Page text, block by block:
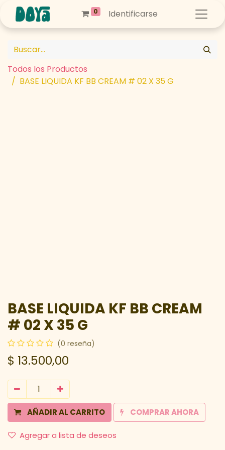
0 Identificarse
Todos los Productos
BASE LIQUIDA KF BB CREAM # 02 X 35 G
BASE LIQUIDA KF BB CREAM
# 02 X 35 G
(0 reseña)
$ 13.500,00
AÑADIR AL CARRITO COMPRAR AHORA
Agregar a lista de deseos